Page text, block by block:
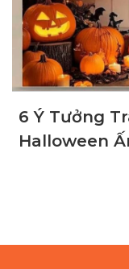
6 Ý Tưởng
Halloween